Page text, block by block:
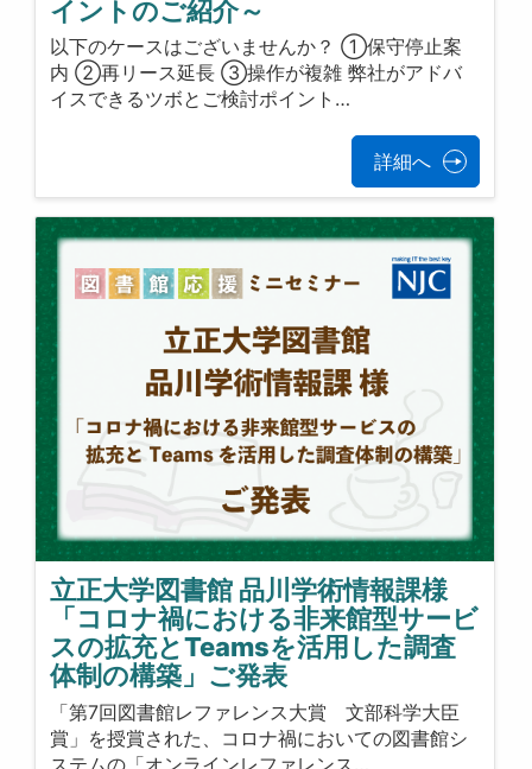
イントのご紹介～
以下のケースはございませんか？ ①保守停止案
内 ②再リース延長 ③操作が複雑 弊社がアドバ
イスできるツボとご検討ポイント…
詳細へ
立正大学図書館 品川学術情報課様
「コロナ禍における非来館型サービ
スの拡充とTeamsを活用した調査
体制の構築」ご発表
「第7回図書館レファレンス大賞 文部科学大臣
賞」を授賞された、コロナ禍においての図書館シ
ステムの「オンラインレファレンス…